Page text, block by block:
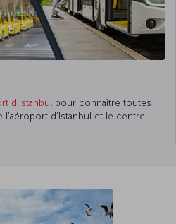
d’Istanbul pour connaître toutes
d’Istanbul et le centre-